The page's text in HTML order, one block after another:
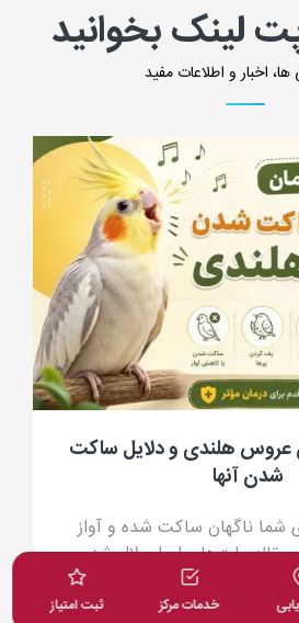
لینک بخوانید
اخبار و اطلاعات مفید
علت، تشخیص، درمان
از کنه گوش گربه
در این مقاله جامع با علائم
پودر قهوه)، دلایل انتقال،
و داروهای مدرن درمان قطعی
آشنا شوید.خدمات مرکز ثبت امتیاز